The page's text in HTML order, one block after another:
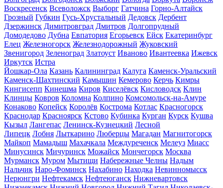
Воскресенск Всеволожск Выборг Гатчина Горно-Алтайск
Грозный Губкин Гусь-Хрустальный Дедовск Дербент
Дзержинск Димитровград Дмитров Долгопрудный
Домодедово Дубна Евпатория Егорьевск Ейск Екатеринбург
Елец Железногорск Железнодорожный Жуковский
Звенигород Зеленоград Златоуст Иваново Ивантеевка Ижевск
Иркутск Истра
Йошкар-Ола Казань Калининград Калуга Каменск-Уральский
Каменск-Шахтинский Камышин Кемерово Керчь Кимры
Кингисепп Кинешма Киров Киселёвск Кисловодск Клин
Клинцы Ковров Коломна Колпино Комсомольск-на-Амуре
Конаково Копейск Королёв Кострома Котлас Красногорск
Краснодар Красноярск Кстово Кубинка Курган Курск Кушва
Кызыл Лангепас Ленинск-Кузнецкий Лесной
Липецк Лобня Лыткарино Люберцы Магадан Магнитогорск
Майкоп Мамадыш Махачкала Междуреченск Мелеуз Миасс
Минусинск Мичуринск Можайск Мончегорск Москва
Мурманск Муром Мытищи Набережные Челны Надым
Нальчик Наро-Фоминск Нахабино Находка Невинномысск
Нерюнгри Нефтекамск Нефтеюганск Нижневартовск